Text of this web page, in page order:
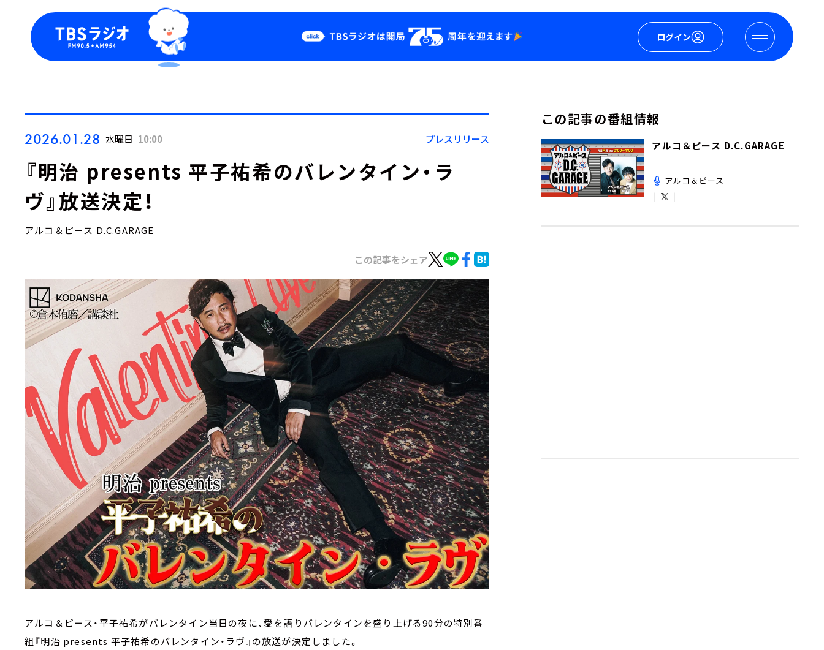
ログイン
Podcast
YouTube
会社情報
2026.01.28 水曜日 10:00 プレスリリース
『明治 presents 平子祐希のバレンタイン・ラ
ヴ』放送決定！
アルコ＆ピース D.C.GARAGE
この記事をシェア
アルコ＆ピース・平子祐希がバレンタイン当日の夜に、愛を語りバレンタインを盛り上げる90分の特別番
組『明治 presents 平子祐希のバレンタイン・ラヴ』の放送が決定しました。
この記事の番組情報
アルコ＆ピース D.C.GARAGE
アルコ＆ピース